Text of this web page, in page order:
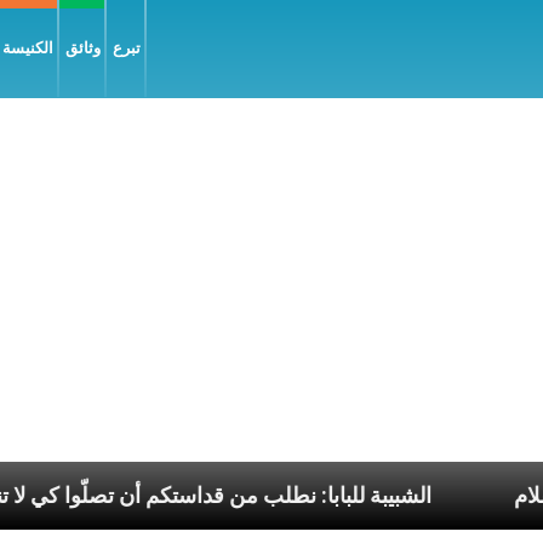
وثائق تبرع
الشبيبة للبابا: نطلب من قداستكم أن إنجيل السّلام